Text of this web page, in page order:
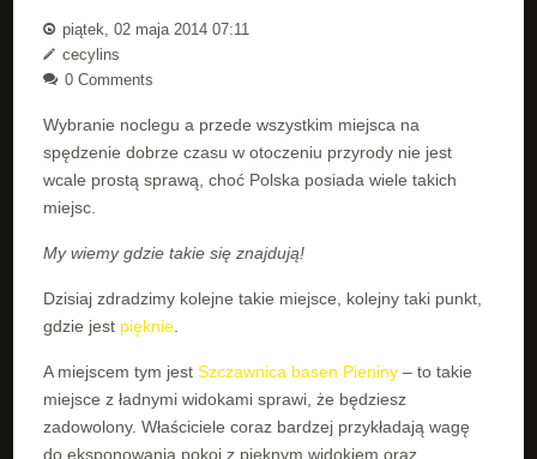
piątek, 02 maja 2014 07:11
cecylins
0 Comments
Wybranie noclegu a przede wszystkim miejsca na
spędzenie dobrze czasu w otoczeniu przyrody nie jest
wcale prostą sprawą, choć Polska posiada wiele takich
miejsc.
My wiemy gdzie takie się znajdują!
Dzisiaj zdradzimy kolejne takie miejsce, kolejny taki punkt,
gdzie jest pięknie
A miejscem tym jestSzczawnica basen Pieniny – to takie
miejsce z ładnymi widokami sprawi, że będziesz
zadowolony. Właściciele coraz bardzej przykładają wagę
do eksponowania pokoi z pięknym widokiem oraz